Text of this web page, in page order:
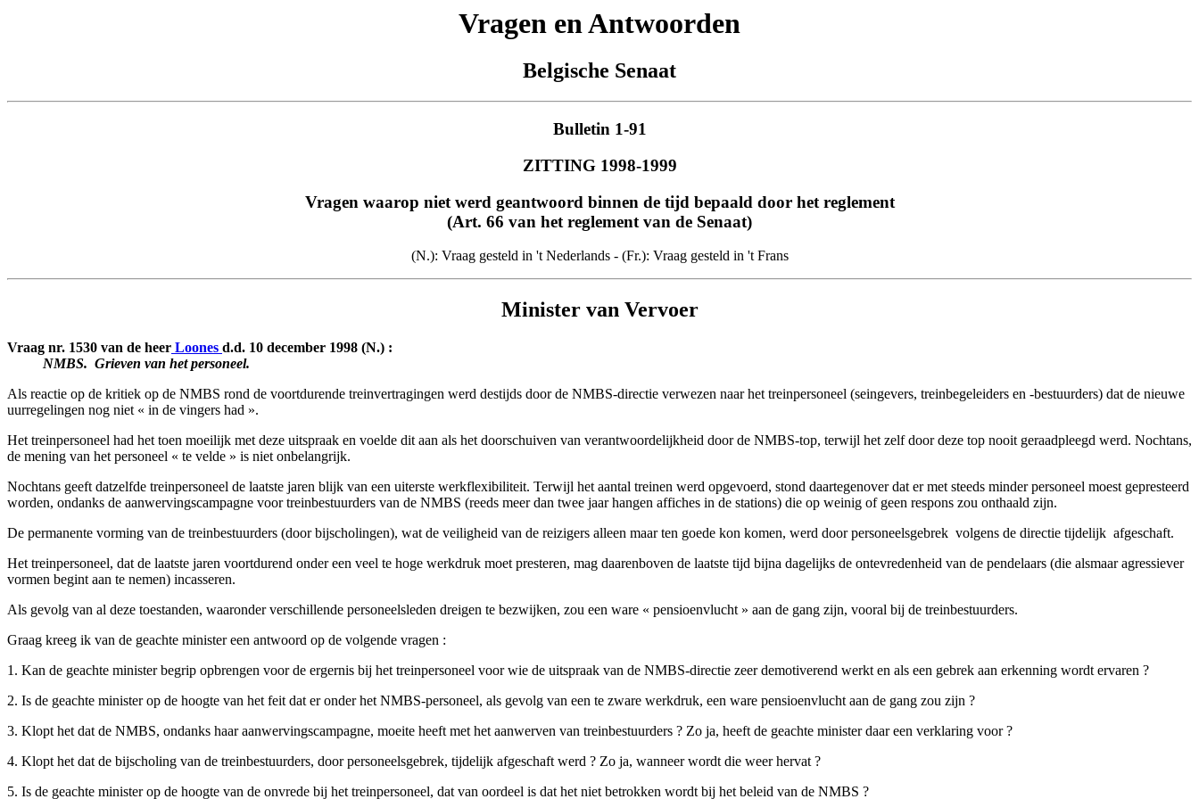
Vragen en Antwoorden
Belgische Senaat
Bulletin 1-91
ZITTING 1998-1999
Vragen waarop niet werd geantwoord binnen de tijd bepaald door het reglement
(Art. 66 van het reglement van de Senaat)
(N.): Vraag gesteld in 't Nederlands - (Fr.): Vraag gesteld in 't Frans
Minister van Vervoer
Vraag nr. 1530 van de heer Loones d.d. 10 december 1998 (N.) :
NMBS. ­ Grieven van het personeel.
Als reactie op de kritiek op de NMBS rond de voortdurende treinvertragingen werd destijds door de NMBS-directie verwezen naar het treinpersoneel (seingevers, treinbegeleiders en -bestuurders) dat de nieuwe
uurregelingen nog niet « in de vingers had ».
Het treinpersoneel had het toen moeilijk met deze uitspraak en voelde dit aan als het doorschuiven van verantwoordelijkheid door de NMBS-top, terwijl het zelf door deze top nooit geraadpleegd werd. Nochtans,
de mening van het personeel « te velde » is niet onbelangrijk.
Nochtans geeft datzelfde treinpersoneel de laatste jaren blijk van een uiterste werkflexibiliteit. Terwijl het aantal treinen werd opgevoerd, stond daartegenover dat er met steeds minder personeel moest gepresteerd
worden, ondanks de aanwervingscampagne voor treinbestuurders van de NMBS (reeds meer dan twee jaar hangen affiches in de stations) die op weinig of geen respons zou onthaald zijn.
De permanente vorming van de treinbestuurders (door bijscholingen), wat de veiligheid van de reizigers alleen maar ten goede kon komen, werd door personeelsgebrek ­ volgens de directie tijdelijk ­ afgeschaft.
Het treinpersoneel, dat de laatste jaren voortdurend onder een veel te hoge werkdruk moet presteren, mag daarenboven de laatste tijd bijna dagelijks de ontevredenheid van de pendelaars (die alsmaar agressiever
vormen begint aan te nemen) incasseren.
Als gevolg van al deze toestanden, waaronder verschillende personeelsleden dreigen te bezwijken, zou een ware « pensioenvlucht » aan de gang zijn, vooral bij de treinbestuurders.
Graag kreeg ik van de geachte minister een antwoord op de volgende vragen :
1. Kan de geachte minister begrip opbrengen voor de ergernis bij het treinpersoneel voor wie de uitspraak van de NMBS-directie zeer demotiverend werkt en als een gebrek aan erkenning wordt ervaren ?
2. Is de geachte minister op de hoogte van het feit dat er onder het NMBS-personeel, als gevolg van een te zware werkdruk, een ware pensioenvlucht aan de gang zou zijn ?
3. Klopt het dat de NMBS, ondanks haar aanwervingscampagne, moeite heeft met het aanwerven van treinbestuurders ? Zo ja, heeft de geachte minister daar een verklaring voor ?
4. Klopt het dat de bijscholing van de treinbestuurders, door personeelsgebrek, tijdelijk afgeschaft werd ? Zo ja, wanneer wordt die weer hervat ?
5. Is de geachte minister op de hoogte van de onvrede bij het treinpersoneel, dat van oordeel is dat het niet betrokken wordt bij het beleid van de NMBS ?